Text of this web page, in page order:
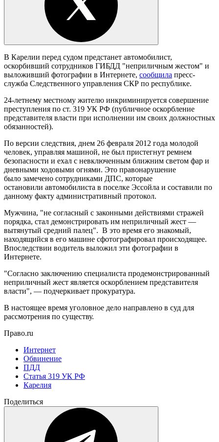
В Карелии перед судом предстанет автомобилист,
оскорбивший сотрудников ГИБДД "неприличным жестом" и
выложивший фотографии в Интернете, сообщила пресс-
служба Следственного управления СКР по республике.
24-летнему местному жителю инкриминируется совершение
преступления по ст. 319 УК РФ (публичное оскорбление
представителя власти при исполнении им своих должностных
обязанностей).
По версии следствия, днем 26 февраля 2012 года молодой
человек, управляя машиной, не был пристегнут ремнем
безопасности и ехал с невключенным ближним светом фар и
дневными ходовыми огнями. Это правонарушение
было замечено сотрудниками ДПС, которые
остановили автомобилиста в поселке Эссойла и составили по
данному факту административный протокол.
Мужчина, "не согласный с законными действиями стражей
порядка, стал демонстрировать им неприличный жест —
вытянутый средний палец". В это время его знакомый,
находящийся в его машине сфотографировал происходящее.
Впоследствии водитель выложил эти фотографии в
Интернете.
"Согласно заключению специалиста продемонстрированный
неприличный жест является оскорблением представителя
власти", — подчеркивает прокуратура.
В настоящее время уголовное дело направлено в суд для
рассмотрения по существу.
Право.ru
Интернет
Обвинение
ПДД
Статья 319 УК РФ
Карелия
Поделиться